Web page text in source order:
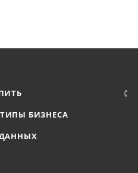
ТИПЫ БИЗНЕСА